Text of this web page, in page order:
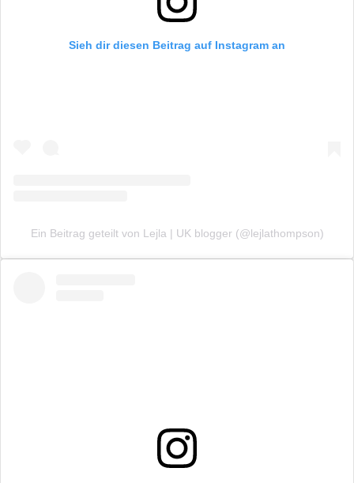
Sieh dir diesen Beitrag auf Instagram an
Ein Beitrag geteilt von Lejla | UK blogger (@lejlathompson)